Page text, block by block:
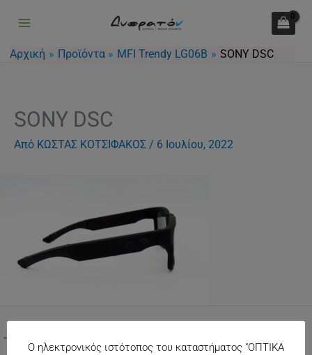
περιεχόμενο
Αρχική Προϊόντα MFI Trendy LG06B SONY DSC
SONY DSC
Από ΚΩΣΤΑΣ ΚΟΤΣΙΦΑΚΟΣ / 6 Ιουλίου, 2022
←
Ο ηλεκτρονικός ιστότοπος του καταστήματος "ΟΠΤΙΚΑ